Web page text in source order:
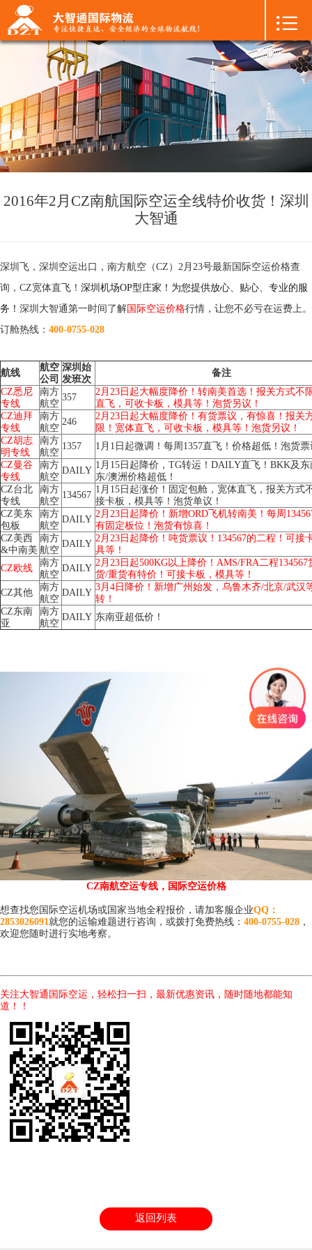
首页
国际空运 +
国际海运 +
国际陆运 +
进口物流
FBA专线 +
增值服务 +
联系我们 +

2016年2月CZ南航国际空运全线特价收货！深圳
大智通
深圳飞，深圳空运出口， 南方航空（CZ） 2月23号最新国际空运价格查
询， CZ宽体直飞！ 深圳机场OP型庄家！为您提供放心、贴心、专业的服
务！ 深圳大智通第一时间了解 国际空运价格行情，让您不必亏在运费上。
订舱热线： 400-0755-028
航线
航空
公司
深圳始
发班次
备注
CZ悉尼
专线
南方
航空
357
2月23日起大幅度降价！转南美首选！报关方式不
直飞，可收卡板，模具等！泡货另议！
CZ迪拜
专线
南方
航空
246
2月23日起大幅度降价！有货票议，有惊喜！报关
限！宽体直飞，可收卡板，模具等！泡货另议！
CZ胡志
明专线
南方
航空
1357
1月1日起微调！每周1357直飞！价格超低！泡货
CZ曼谷
专线
南方
航空
DAILY
1月15日起降价，TG转运！DAILY直飞！BKK及
东/澳洲价格超低！
CZ台北
专线
南方
航空
134567
1月15日起涨价！固定包舱，宽体直飞，报关方式
接卡板，模具等！泡货单议！
CZ美东
包板
南方
航空
DAILY
2月23日起降价！新增ORD飞机转南美！每周
有固定板位！泡货有惊喜！
CZ美西
&中南美
南方
航空
DAILY
2月23日起降价！吨货票议！134567的二程！可接
具等！
CZ欧线
南方
航空
DAILY
2月23日起500KG以上降价！AMS/FRA二程134567
货/重货有特价！可接卡板，模具等！
CZ其他
南方
航空
DAILY
3月4日降价！新增广州始发，乌鲁木齐/北京/武汉
转！
CZ东南
亚
南方
航空
DAILY 东南亚超低价！
CZ南航空运专线，国际空运价格
想查找您国际空运机场或国家当地全程报价，请加客服企业QQ：
2853026091就您的运输难题进行咨询，或拨打免费热线： 400-0755-028 ，
欢迎您随时进行实地考察。
关注大智通国际空运，轻松扫一扫，最新优惠资讯，随时随地都能知
道！！
返回列表